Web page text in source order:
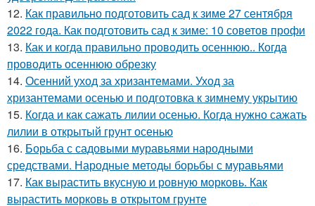
12. Как правильно подготовить сад к зиме 27 сентября
2022 года. Как подготовить сад к зиме: 10 советов профи
13. Как и когда правильно проводить осеннюю.. Когда
проводить осеннюю обрезку
14. Осенний уход за хризантемами. Уход за
хризантемами осенью и подготовка к зимнему укрытию
15. Когда и как сажать лилии осенью. Когда нужно сажать
лилии в открытый грунт осенью
16. Борьба с садовыми муравьями народными
средствами. Народные методы борьбы с муравьями
17. Как вырастить вкусную и ровную морковь. Как
вырастить морковь в открытом грунте